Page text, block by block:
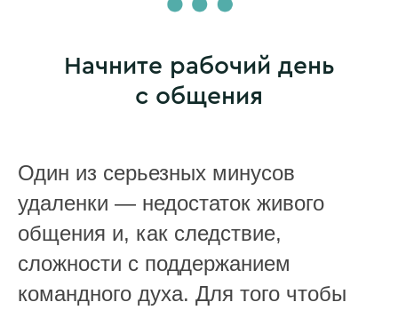
Начните рабочий день
с общения
Один из серьезных минусов
удаленки — недостаток живого
общения и, как следствие,
сложности с поддержанием
командного духа. Для того чтобы